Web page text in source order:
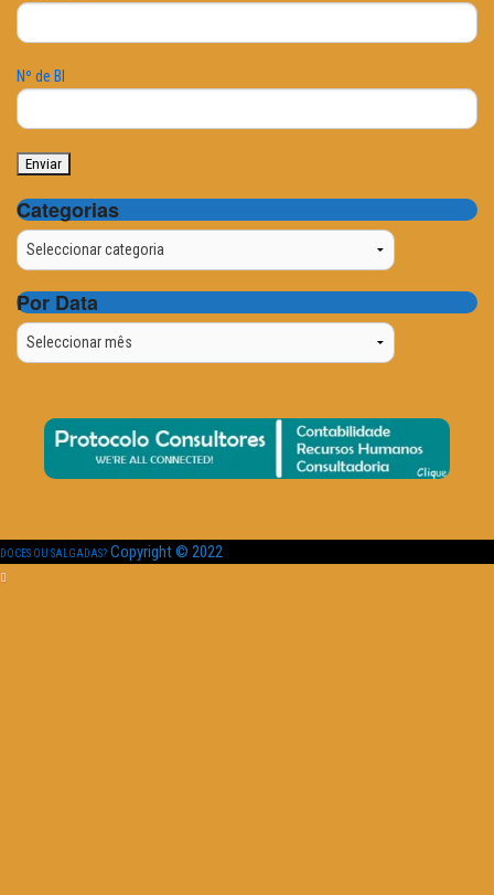
Nº de BI
Categorias
Categorias
Por Data
Por
Data
DOCES OU SALGADAS? Copyright © 2022